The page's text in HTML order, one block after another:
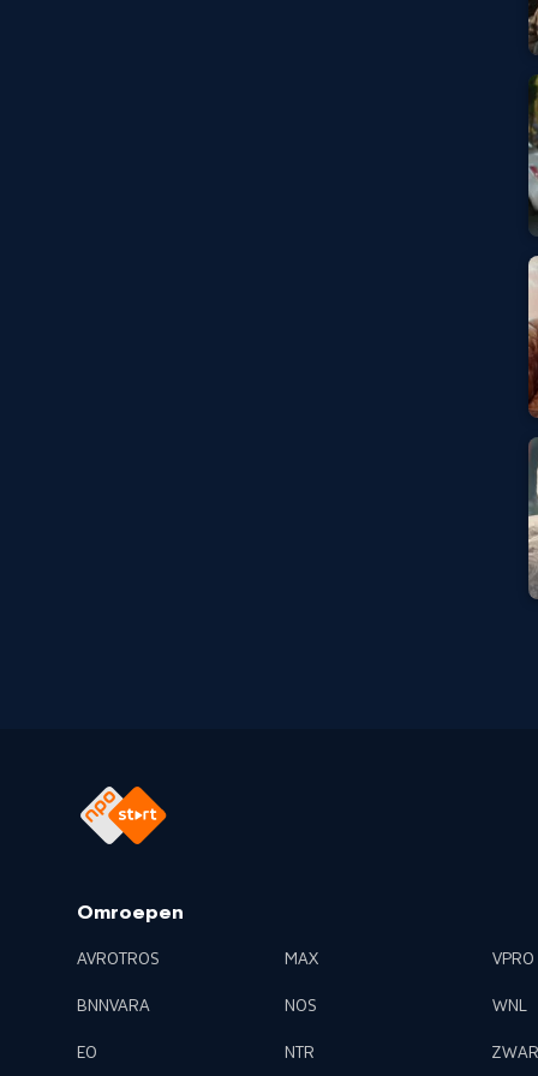
Omroepen
AVROTROS
BNNVARA
EO
MAX
NOS
NTR
VPRO
WNL